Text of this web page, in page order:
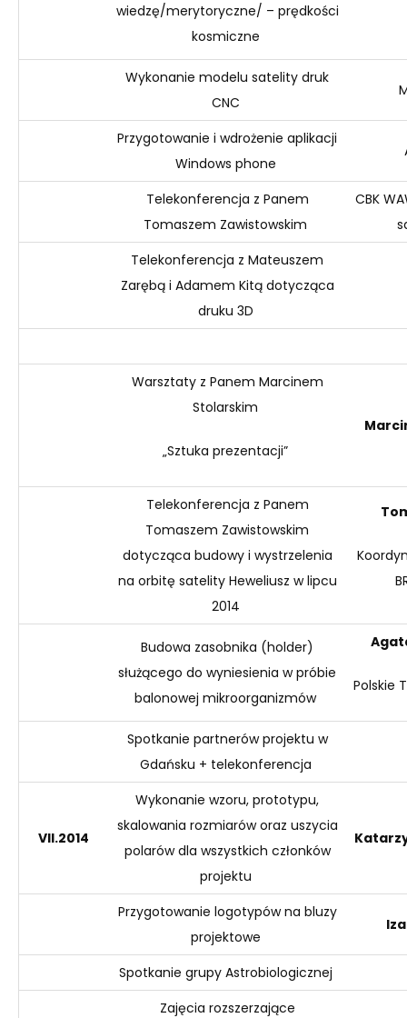
wiedzę/merytoryczne/ – prędkości
kosmiczne
Wykonanie modelu satelity druk
CNC
Przygotowanie i wdrożenie aplikacji
Windows phone
Telekonferencja z Panem
Tomaszem Zawistowskim
CBK
Telekonferencja z Mateuszem
Zarębą i Adamem Kitą dotycząca
druku 3D
Warsztaty z Panem Marcinem
Stolarskim
„Sztuka prezentacji”
Telekonferencja z Panem
Tomaszem Zawistowskim
dotycząca budowy i wystrzelenia
na orbitę satelity Heweliusz w lipcu
2014
Budowa zasobnika (holder)
służącego do wyniesienia w próbie
balonowej mikroorganizmów
Polskie
Spotkanie partnerów projektu w
Gdańsku + telekonferencja
VII.2014
Wykonanie wzoru, prototypu,
skalowania rozmiarów oraz uszycia
polarów dla wszystkich członków
projektu
Przygotowanie logotypów na bluzy
projektowe
Spotkanie grupy Astrobiologicznej
Zajęcia rozszerzające